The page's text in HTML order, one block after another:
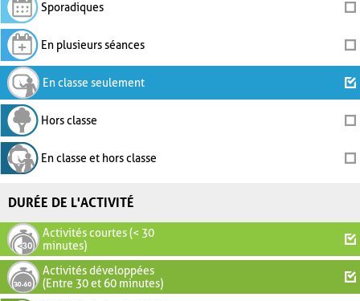
Sporadiques
En plusieurs séances
En classe seulement
Hors classe
En classe et hors classe
DURÉE DE L'ACTIVITÉ
Activités courtes (< 30
minutes)
Activités développées
(Entre 30 et 60 minutes)